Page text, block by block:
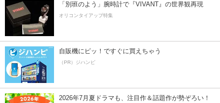
「別班のよう」腕時計で『VIVANT』の世界観再現
オリコンタイアップ特集
自販機にピッ！ですぐに買えちゃう
（PR）ジハンピ
2026年7月夏ドラマも、注目作＆話題作が勢ぞろい！